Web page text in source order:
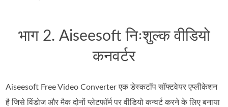
भाग 2. Aiseesoft निःशुल्क वीडियो
कनवर्टर
Aiseesoft Free Video Converter एक डेस्कटॉप सॉफ्टवेयर एप्लीकेशन
है जिसे विंडोज और मैक दोनों प्लेटफॉर्म पर वीडियो कन्वर्ट करने के लिए बनाया